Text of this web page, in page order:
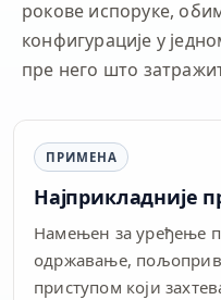
рокове испоруке,
конфигурације у
пре него што
ПРИМЕНА
Најприкладније
Намењен за уређење
одржавање,
приступом који